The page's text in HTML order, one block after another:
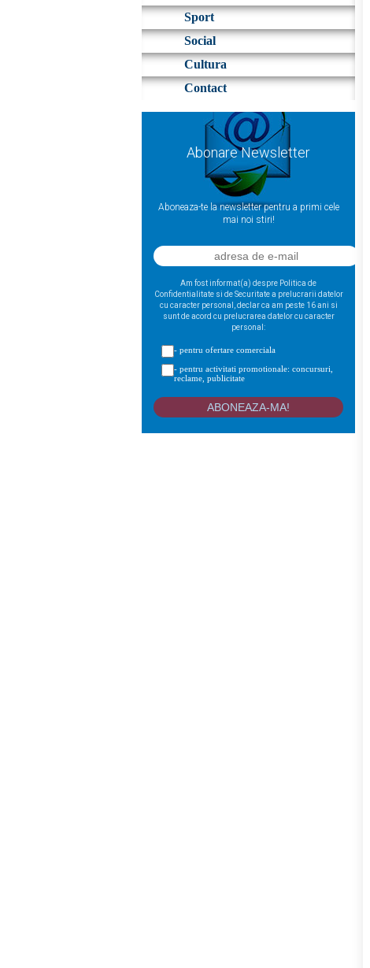
Sport
Social
Cultura
Contact
Abonare Newsletter
Aboneaza-te la newsletter pentru a primi cele
mai noi stiri!
Am fost informat(a) despre Politica de
Confidentialitate si de Securitate a prelucrarii datelor
cu caracter personal, declar ca am peste 16 ani si
sunt de acord cu prelucrarea datelor cu caracter
personal:
- pentru ofertare comerciala
- pentru activitati promotionale: concursuri,
reclame, publicitate